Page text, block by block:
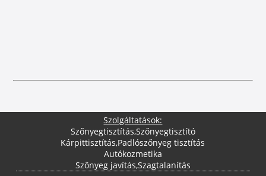
Szolgáltatások:
Szőnyegtisztítás,Szőnyegtisztító
Kárpittisztítás,Padlószőnyeg tisztítás
Autókozmetika
Szőnyeg javítás,Szagtalanítás